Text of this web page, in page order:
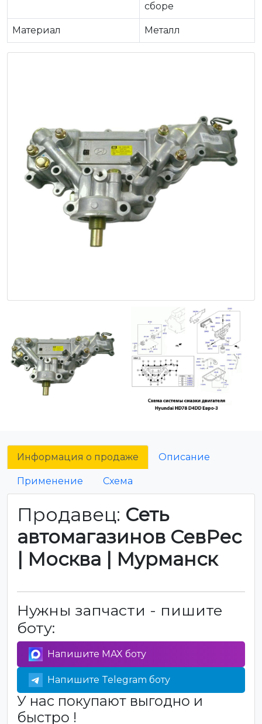
сборе
Материал Металл
Информация о продаже Описание
Применение Схема
Продавец: Сеть
автомагазинов СевРес
| Москва | Мурманск
Нужны запчасти - пишите
боту:
Напишите MAX боту
Напишите Telegram боту
У нас покупают выгодно и
быстро !